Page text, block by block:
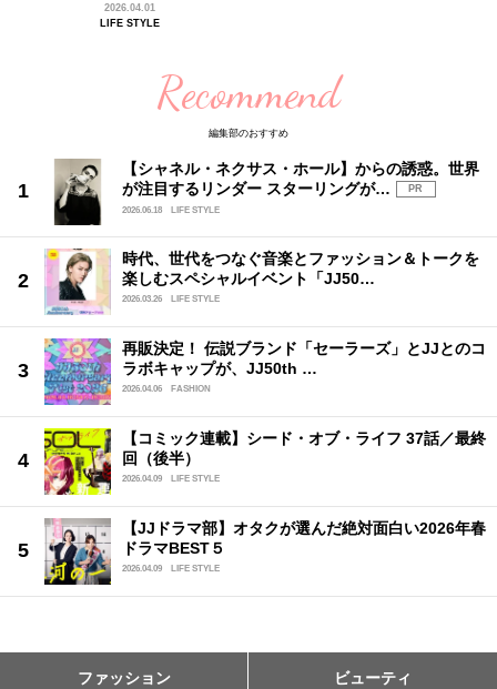
2026.04.01
LIFE STYLE
Recommend
編集部のおすすめ
【シャネル・ネクサス・ホール】からの誘惑。世界
が注目するリンダー スターリングが…
PR
2026.06.18
LIFE STYLE
時代、世代をつなぐ音楽とファッション＆トークを
楽しむスペシャルイベント「JJ50…
2026.03.26 LIFE STYLE
再販決定！ 伝説ブランド「セーラーズ」とJJとのコ
ラボキャップが、JJ50th …
2026.04.06 FASHION
【コミック連載】シード・オブ・ライフ 37話／最終
回（後半）
2026.04.09 LIFE STYLE
【JJドラマ部】オタクが選んだ絶対面白い2026年春
ドラマBEST５
2026.04.09 LIFE STYLE
ファッション ビューティ